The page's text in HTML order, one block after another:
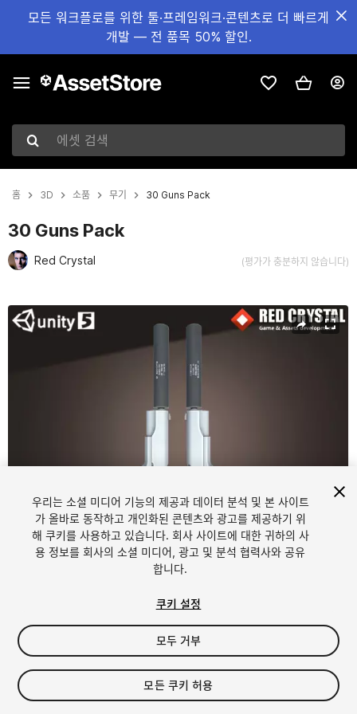
모든 워크플로를 위한 툴·프레임워크·콘텐츠로 더 빠르게
개발 — 전 품목 50% 할인.
에셋 검색
홈 3D 소품 무기 30 Guns Pack
30 Guns Pack
Red Crystal (평가가 충분하지 않습니다)
현재 슬라이드: 1 / 32
1 32
$10
우리는 소셜 미디어 기능의 제공과 데이터 분석 및 본 사이트
가 올바로 동작하고 개인화된 콘텐츠와 광고를 제공하기 위
해 쿠키를 사용하고 있습니다. 회사 사이트에 대한 귀하의 사
용 정보를 회사의 소셜 미디어, 광고 및 분석 협력사와 공유
합니다.
쿠키 설정
모두 거부
모든 쿠키 허용